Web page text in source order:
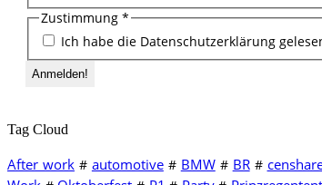
Zustimmung *
Ich habe die Datenschutzerklärung
Tag Cloud
After work# automotive# BMW# BR#